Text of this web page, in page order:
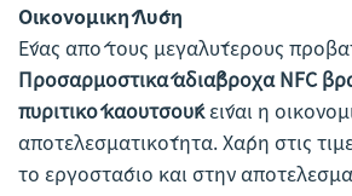
Οικονομική Λύση
Ένας από τους μεγαλύτερους
Προσαρμοστικά αδιάβροχα NFC
πυριτικό καουτσούκείναι η
αποτελεσματικότητα. Χάρη στις
το εργοστάσιο και στην